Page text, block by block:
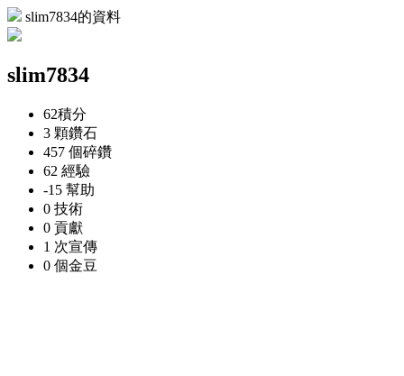
slim7834的資料
slim7834
62積分
3 顆鑽石
457 個碎鑽
62 經驗
-15 幫助
0 技術
0 貢獻
1 次宣傳
0 個金豆